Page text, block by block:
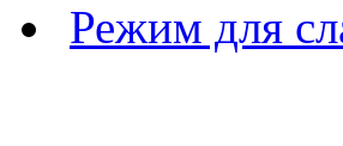
Режим для